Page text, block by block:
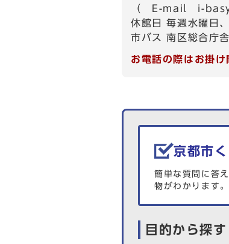
（ E-mail i-
休館日 毎週水曜日
市バス 南区総合庁
お電話の際はお掛
生活情報を探す
京都市
簡単な質問に答
物がわかります。
目的から探す